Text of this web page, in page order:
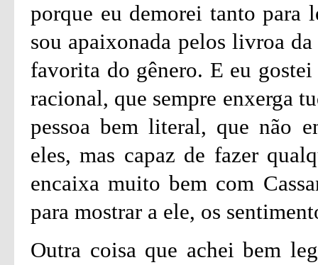
porque eu demorei tanto para
sou apaixonada pelos livroa
favorita do gênero. E eu
racional, que sempre enxerga
pessoa bem literal, que não
eles, mas capaz de fazer
encaixa muito bem com
para mostrar a ele, os
Outra coisa que achei bem